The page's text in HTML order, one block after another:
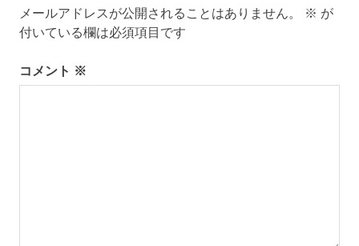
シ
ョ
ン
メールアドレスが公開されることはありません。 ※ が
付いている欄は必須項目です
コメント ※